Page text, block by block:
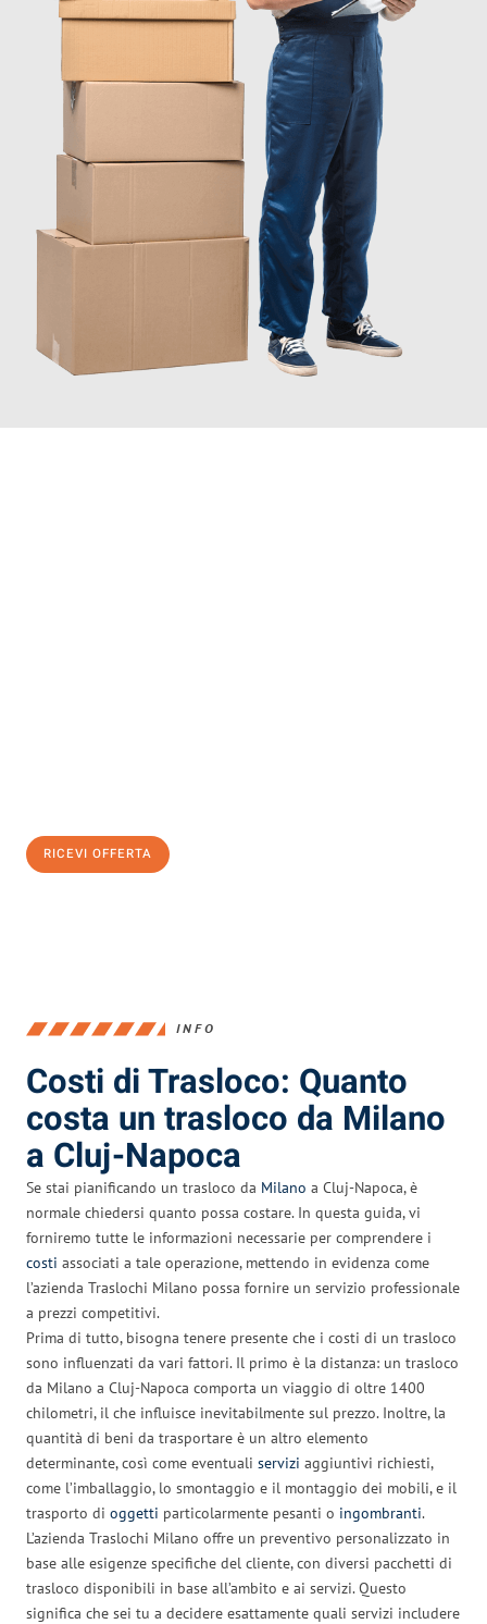
RICEVI OFFERTA
INFO
Costi di Trasloco: Quanto
costa un trasloco da Milano
a Cluj-Napoca
Se stai pianificando un trasloco da Milano a Cluj-Napoca, è
normale chiedersi quanto possa costare. In questa guida, vi
forniremo tutte le informazioni necessarie per comprendere i
costi associati a tale operazione, mettendo in evidenza come
l’azienda Traslochi Milano possa fornire un servizio professionale
a prezzi competitivi.
Prima di tutto, bisogna tenere presente che i costi di un trasloco
sono influenzati da vari fattori. Il primo è la distanza: un trasloco
da Milano a Cluj-Napoca comporta un viaggio di oltre 1400
chilometri, il che influisce inevitabilmente sul prezzo. Inoltre, la
quantità di beni da trasportare è un altro elemento
determinante, così come eventuali servizi aggiuntivi richiesti,
come l’imballaggio, lo smontaggio e il montaggio dei mobili, e il
trasporto di oggetti particolarmente pesanti o ingombranti.
L’azienda Traslochi Milano offre un preventivo personalizzato in
base alle esigenze specifiche del cliente, con diversi pacchetti di
trasloco disponibili in base all’ambito e ai servizi. Questo
significa che sei tu a decidere esattamente quali servizi includere